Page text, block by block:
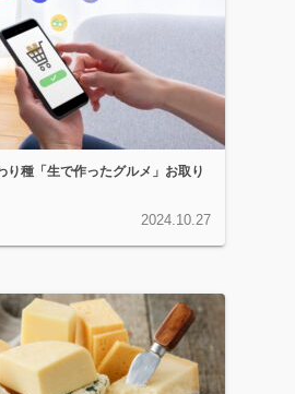
り種「生で作ったグルメ」お取り
2024.10.27